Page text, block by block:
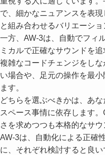
で、細かなニュアンスを表
と組み合わせるバリエーシ
一方、AW-3は、自動でフィ
ミカルで正確なサウンドを
複雑なコードチェンジをし
い場合や、足元の操作を最
ます。
どちらを選ぶべきかは、あ
スペース事情に依存します
さを求めつつも本格的なサ
AW-3は、自動化による正確
に、それぞれ検討すると良い